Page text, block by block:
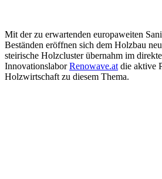
Mit der zu erwartenden europaweiten
Beständen eröffnen sich dem Holzbau
steirische Holzcluster übernahm im
InnovationslaborRenowave.at die aktive
Holzwirtschaft zu diesem Thema.